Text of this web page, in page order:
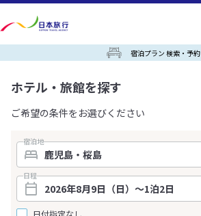
宿泊プラン 検索・予約
ホテル・旅館を探す
ご希望の条件をお選びください
宿泊地
日程
日付指定なし